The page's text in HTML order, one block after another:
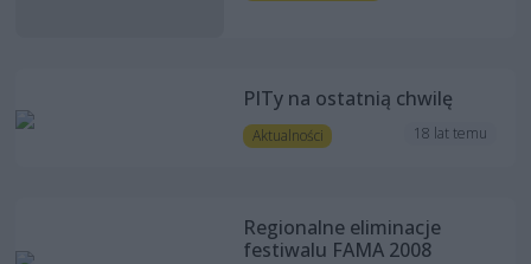
PITy na ostatnią chwilę
Aktualności 18 lat temu
Regionalne eliminacje
festiwalu FAMA 2008